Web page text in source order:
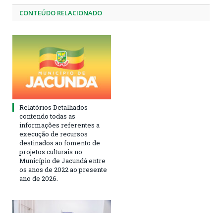
CONTEÚDO RELACIONADO
Relatórios Detalhados
contendo todas as
informações referentes a
execução de recursos
destinados ao fomento de
projetos culturais no
Município de Jacundá entre
os anos de 2022 ao presente
ano de 2026.